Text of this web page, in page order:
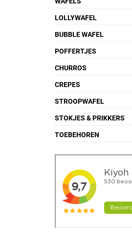
LOLLYWAFEL
BUBBLE WAFEL
POFFERTJES
CHURROS
CREPES
STROOPWAFEL
STOKJES & PRIKKERS
TOEBEHOREN